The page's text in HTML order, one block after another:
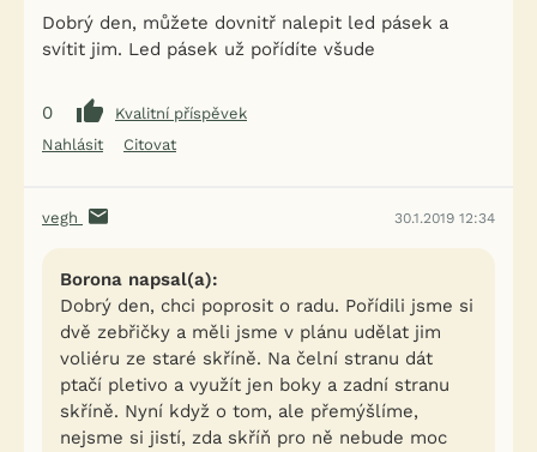
Dobrý den, můžete dovnitř nalepit led pásek a
svítit jim. Led pásek už pořídíte všude
0
Kvalitní příspěvek
Nahlásit
Citovat
vegh 30.1.2019 12:34
Borona napsal(a):
Dobrý den, chci poprosit o radu. Pořídili jsme si
dvě zebřičky a měli jsme v plánu udělat jim
voliéru ze staré skříně. Na čelní stranu dát
ptačí pletivo a využít jen boky a zadní stranu
skříně. Nyní když o tom, ale přemýšlíme,
nejsme si jistí, zda skříň pro ně nebude moc